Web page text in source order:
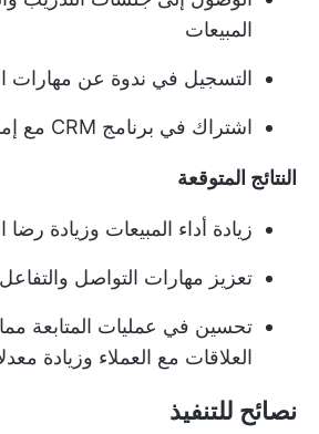
المبيعات
التسجيل في ندوة عن مهارات
اشتراك في برنامج CRM مع إمكانيات تتبع المتابعة
النتائج المتوقعة
زيادة أداء المبيعات وزيادة رضا
تعزيز مهارات التواصل
تحسين في عمليات المتابعة
العلاقات مع العملاء وزيادة
نصائح للتنفيذ